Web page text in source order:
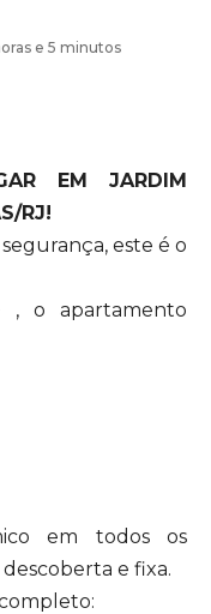
e 5 minutos
EM JARDIM
RJ!
este é o
, o apartamento
em todos os
e fixa.